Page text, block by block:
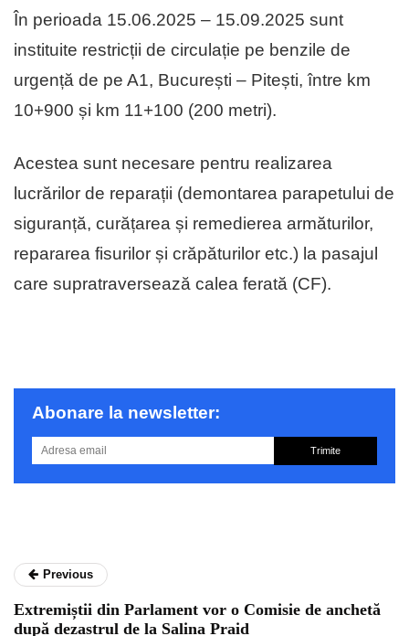
În perioada 15.06.2025 – 15.09.2025 sunt
instituite restricții de circulație pe benzile de
urgență de pe A1, București – Pitești, între km
10+900 și km 11+100 (200 metri).
Acestea sunt necesare pentru realizarea
lucrărilor de reparații (demontarea parapetului de
siguranță, curățarea și remedierea armăturilor,
repararea fisurilor și crăpăturilor etc.) la pasajul
care supratraversează calea ferată (CF).
Abonare la newsletter:
Trimite
Previous
Extremiștii din Parlament vor o Comisie de anchetă
după dezastrul de la Salina Praid